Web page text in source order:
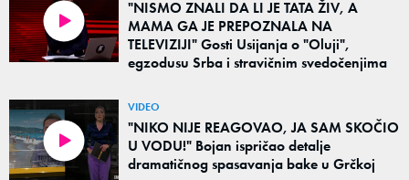
"NISMO ZNALI DA LI JE TATA ŽIV, A
MAMA GA JE PREPOZNALA NA
TELEVIZIJI" Gosti Usijanja o "Oluji",
egzodusu Srba i stravičnim svedočenjima
VIDEO
"NIKO NIJE REAGOVAO, JA SAM SKOČIO
U VODU!" Bojan ispričao detalje
dramatičnog spasavanja bake u Grčkoj